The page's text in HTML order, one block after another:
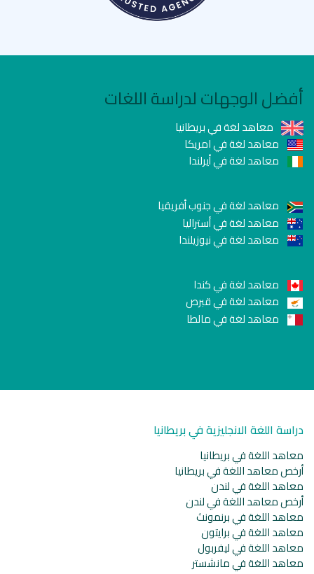
أفضل الوجهات لدراسة اللغات
معاهد لغة في بريطانيا
معاهد لغة في امريكا
معاهد لغة في أيرلندا
معاهد لغة في جنوب أفريقيا
معاهد لغة في أستراليا
معاهد لغة في نيوزيلندا
معاهد لغة في كندا
معاهد لغة في قبرص
معاهد لغة في مالطا
دراسة اللغة الانجليزية في بريطانيا
معاهد اللغة في بريطانيا
أرخص معاهد اللغة في بريطانيا
معاهد اللغة في لندن
أرخص معاهد اللغة في لندن
معاهد اللغة في برنمونث
معاهد اللغة في برايتون
معاهد اللغة في ليفربول
معاهد اللغة في مانشستر